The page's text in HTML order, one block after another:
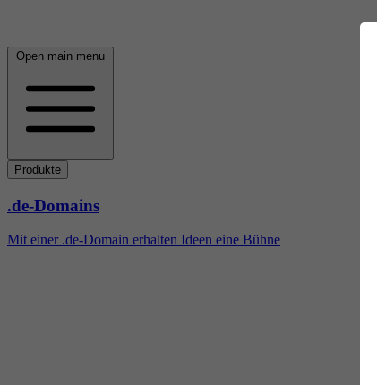
Open main menu
Produkte
.de-Domains
Mit einer .de-Domain erhalten Ideen eine Bühne